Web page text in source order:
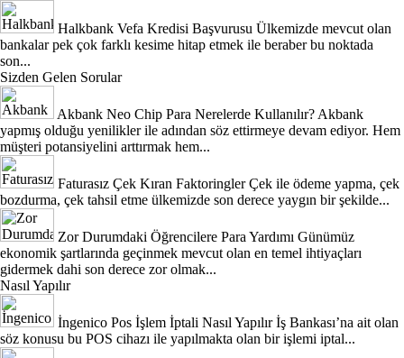
Halkbank Vefa Kredisi Başvurusu Ülkemizde mevcut olan
bankalar pek çok farklı kesime hitap etmek ile beraber bu noktada
son...
Sizden Gelen Sorular
Akbank Neo Chip Para Nerelerde Kullanılır? Akbank
yapmış olduğu yenilikler ile adından söz ettirmeye devam ediyor. Hem
müşteri potansiyelini arttırmak hem...
Faturasız Çek Kıran Faktoringler Çek ile ödeme yapma, çek
bozdurma, çek tahsil etme ülkemizde son derece yaygın bir şekilde...
Zor Durumdaki Öğrencilere Para Yardımı Günümüz
ekonomik şartlarında geçinmek mevcut olan en temel ihtiyaçları
gidermek dahi son derece zor olmak...
Nasıl Yapılır
İngenico Pos İşlem İptali Nasıl Yapılır İş Bankası’na ait olan
söz konusu bu POS cihazı ile yapılmakta olan bir işlemi iptal...